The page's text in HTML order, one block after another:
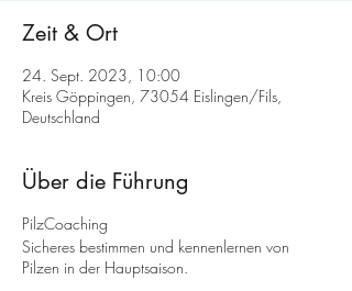
Zeit & Ort
24. Sept. 2023, 10:00
Kreis Göppingen, 73054 Eislingen/Fils,
Deutschland
Über die Führung
PilzCoaching
Sicheres bestimmen und kennenlernen von
Pilzen in der Hauptsaison.